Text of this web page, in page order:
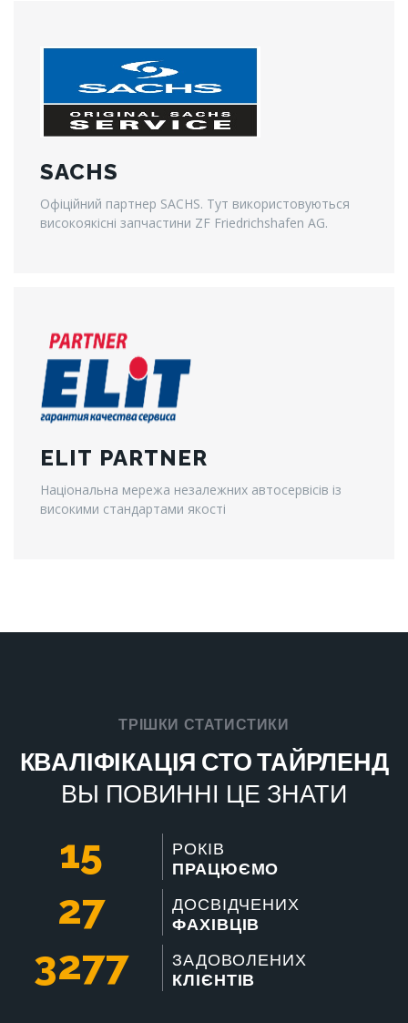
SACHS
Офіційний партнер SACHS. Тут використовуються
високоякісні запчастини ZF Friedrichshafen AG.
ELIT PARTNER
Національна мережа незалежних автосервісів із
високими стандартами якості
ТРІШКИ СТАТИСТИКИ
КВАЛІФІКАЦІЯ СТО ТАЙРЛЕНД
ВЫ ПОВИННІ ЦЕ ЗНАТИ
15
РОКІВ
ПРАЦЮЄМО
27
ДОСВІДЧЕНИХ
ФАХІВЦІВ
3277
ЗАДОВОЛЕНИХ
КЛІЄНТІВ